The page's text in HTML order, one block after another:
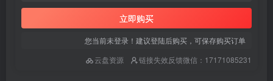
立即购买
您当前未登录！建议登陆后购买，可保存购买订单
云盘资源
链接失效反馈微信：17171085231